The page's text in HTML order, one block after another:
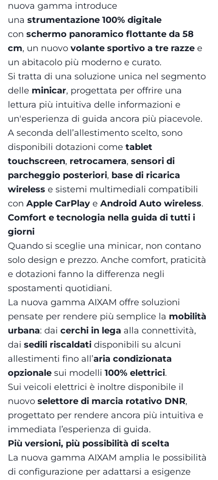
nuova gamma introduce
una strumentazione 100% digitale
con schermo panoramico flottante da 58
cm, un nuovo volante sportivo a tre razze e
un abitacolo più moderno e curato.
Si tratta di una soluzione unica nel segmento
delle minicar, progettata per offrire una
lettura più intuitiva delle informazioni e
un'esperienza di guida ancora più piacevole.
A seconda dell’allestimento scelto, sono
disponibili dotazioni come tablet
touchscreen, retrocamera, sensori di
parcheggio posteriori, base di ricarica
wireless e sistemi multimediali compatibili
con Apple CarPlay e Android Auto wireless.
Comfort e tecnologia nella guida di tutti i
giorni
Quando si sceglie una minicar, non contano
solo design e prezzo. Anche comfort, praticità
e dotazioni fanno la differenza negli
spostamenti quotidiani.
La nuova gamma AIXAM offre soluzioni
pensate per rendere più semplice la mobilità
urbana: dai cerchi in lega alla connettività,
dai sedili riscaldati disponibili su alcuni
allestimenti fino all’aria condizionata
opzionale sui modelli 100% elettrici.
Sui veicoli elettrici è inoltre disponibile il
nuovo selettore di marcia rotativo DNR,
progettato per rendere ancora più intuitiva e
immediata l’esperienza di guida.
Più versioni, più possibilità di scelta
La nuova gamma AIXAM amplia le possibilità
di configurazione per adattarsi a esigenze